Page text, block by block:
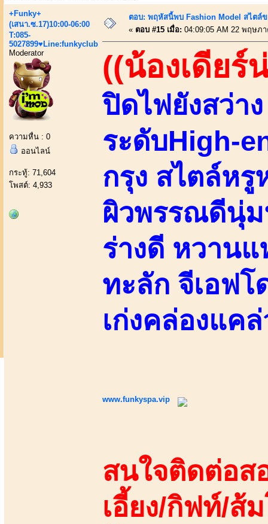
+Funky+
(เสนา.ซ.17)10:00-06:00
T:085-
5027899♥Line:funkyclub
Moderator
ความหื่น : 0
ออนไลน์
กระทู้: 71,604
โพสต์: 4,933
ตอบ: พฤหัสนี้พบ Fashion Model สไตล์ข
« ตอบ #15 เมื่อ: 04:09:05 AM 22 พฤษภ
((น้องเดียร์
ปิดไฟยังสว่า
ระดับHigh-
กรุง สไตล์หรู
ผิวพรรณดีนุ่ม
ร่างดี หวาน
ทะลัก จีเอฟ
เก่งคล่องแค
www.funkyspa.vip
สนใจติดต่อส
เอี้ยง/กิฟท์/ส้